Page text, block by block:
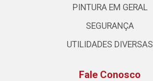
PINTURA EM GERAL
SEGURANÇA
UTILIDADES DIVERSAS
Fale Conosco